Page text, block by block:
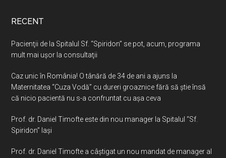
RECENT
Pacienţii de la Spitalul Sf. “Spiridon” se pot, acum, programa
mult mai uşor la consultaţii
Caz unic în România! O tânără de 34 de ani a ajuns la
Maternitatea “Cuza Vodă” cu dureri groaznice fără să ştie însă
că nicio pacientă nu s-a confruntat cu așa ceva
Prof. dr. Daniel Timofte este din nou manager la Spitalul “Sf.
Spiridon” Iaşi
Prof. dr. Daniel Timofte a câștigat un nou mandat de manager al